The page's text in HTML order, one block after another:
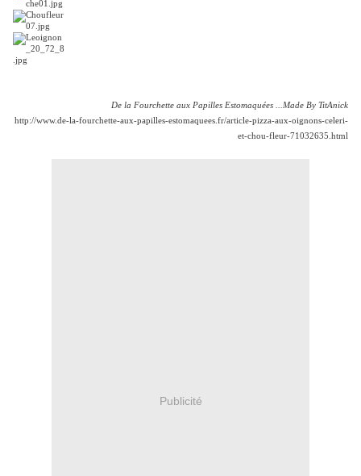
De la Fourchette aux Papilles Estomaquées ...Made By TitAnick
http://www.de-la-fourchette-aux-papilles-estomaquees.fr/article-pizza-aux-oignons-celeri-
et-chou-fleur-71032635.html
Publicité